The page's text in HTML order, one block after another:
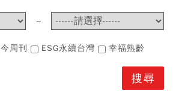
~
今周刊 ESG永續台灣 幸福熟齡